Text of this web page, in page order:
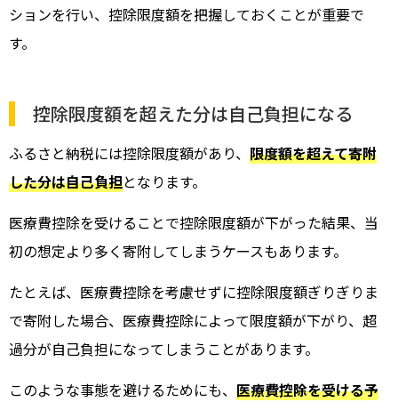
ションを行い、控除限度額を把握しておくことが重要で
す。
控除限度額を超えた分は自己負担になる
ふるさと納税には控除限度額があり、 限度額を超えて寄附
した分は自己負担となります。
医療費控除を受けることで控除限度額が下がった結果、当
初の想定より多く寄附してしまうケースもあります。
たとえば、医療費控除を考慮せずに控除限度額ぎりぎりま
で寄附した場合、医療費控除によって限度額が下がり、超
過分が自己負担になってしまうことがあります。
このような事態を避けるためにも、 医療費控除を受ける予